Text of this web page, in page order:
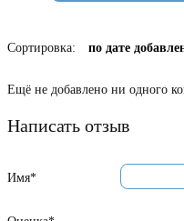
Сортировка: по дате
Ещё не добавлено ни одного
Написать отзыв
Имя*